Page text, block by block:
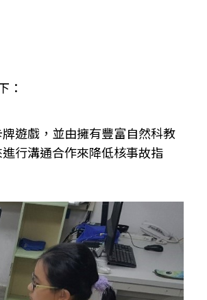
：
遊戲，並由擁有豐富自然科教
行溝通合作來降低核事故指